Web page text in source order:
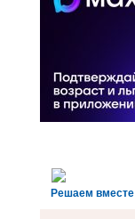
Решаем вместе